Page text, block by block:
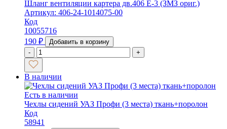
Шланг вентиляции картера дв.406 Е-3 (ЗМЗ ориг.)
Артикул: 406-24-1014075-00
Код
10055716
190 ₽
Добавить в корзину
-
+
В наличии
Есть в наличии
Чехлы сидений УАЗ Профи (3 места) ткань+поролон
Код
58941